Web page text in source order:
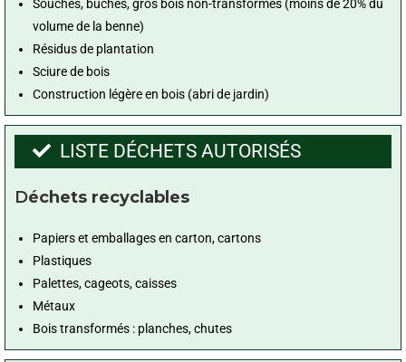
Souches, bûches, gros bois non-transformés (moins de 20% du
volume de la benne)
Résidus de plantation
Sciure de bois
Construction légère en bois (abri de jardin)
LISTE DÉCHETS AUTORISÉS
Déchets recyclables
Papiers et emballages en carton, cartons
Plastiques
Palettes, cageots, caisses
Métaux
Bois transformés : planches, chutes